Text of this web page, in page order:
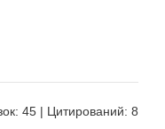
45 | Цитирований: 8